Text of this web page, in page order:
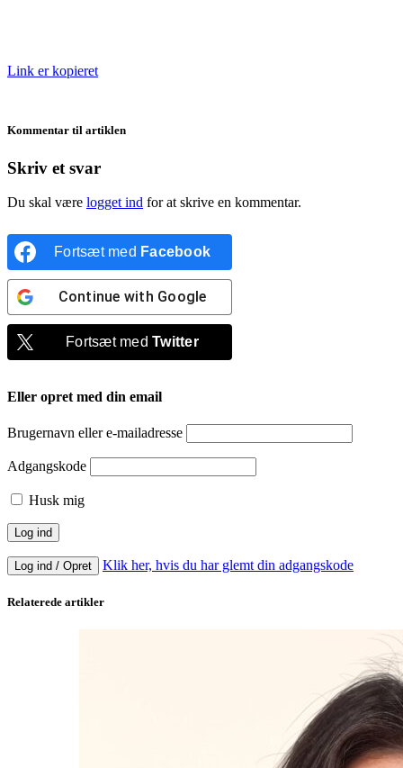
Link er kopieret
Kommentar til artiklen
Skriv et svar
Du skal være logget ind for at skrive en kommentar.
Fortsæt med Facebook
Continue with Google
Fortsæt medTwitter
Eller opret med din email
Brugernavn eller e-mailadresse
Adgangskode
Husk mig
Log ind / Opret Klik her, hvis du har glemt din adgangskode
Relaterede artikler